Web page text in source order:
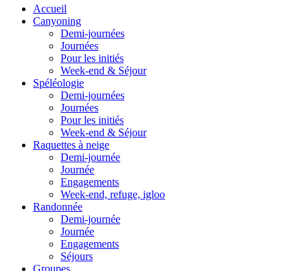
Accueil
Canyoning
Demi-journées
Journées
Pour les initiés
Week-end & Séjour
Spéléologie
Demi-journées
Journées
Pour les initiés
Week-end & Séjour
Raquettes à neige
Demi-journée
Journée
Engagements
Week-end, refuge, igloo
Randonnée
Demi-journée
Journée
Engagements
Séjours
Groupes